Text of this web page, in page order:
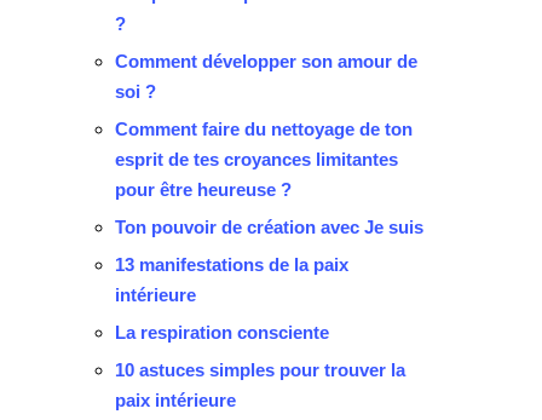
?
Comment développer son amour de
soi ?
Comment faire du nettoyage de ton
esprit de tes croyances limitantes
pour être heureuse ?
Ton pouvoir de création avec Je suis
13 manifestations de la paix
intérieure
La respiration consciente
10 astuces simples pour trouver la
paix intérieure